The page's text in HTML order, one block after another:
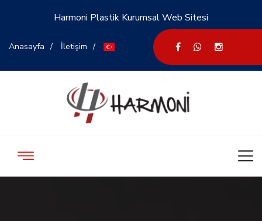
Harmoni Plastik Kurumsal Web Sitesi
Anasayfa İletişim